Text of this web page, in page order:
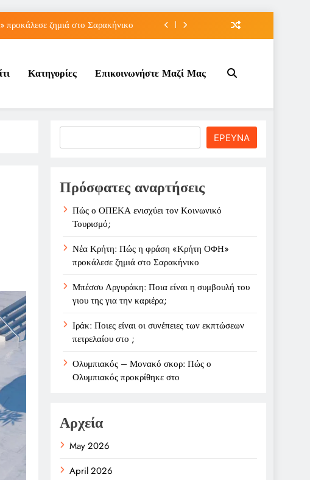
ζημιά στο Σαρακήνικο
των εκπτώσεων πετρελαίου στο ;
ζημιά στο Σαρακήνικο
του γιου της για την καριέρα;
Κατηγορίες Επικοινωνήστε Μαζί Μας
ΕΡΕΥΝΑ
Πρόσφατες αναρτήσεις
Πώς ο ΟΠΕΚΑ ενισχύει τον Κοινωνικό
Τουρισμό;
Νέα Κρήτη: Πώς η φράση «Κρήτη ΟΦΗ»
προκάλεσε ζημιά στο Σαρακήνικο
Μπέσσυ Αργυράκη: Ποια είναι η συμβουλή του
γιου της για την καριέρα;
Ιράκ: Ποιες είναι οι συνέπειες των εκπτώσεων
πετρελαίου στο ;
Ολυμπιακός – Μονακό σκορ: Πώς ο
Ολυμπιακός προκρίθηκε στο
Αρχεία
May 2026
April 2026